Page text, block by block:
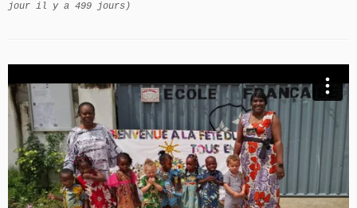
jour il y a 499 jours)